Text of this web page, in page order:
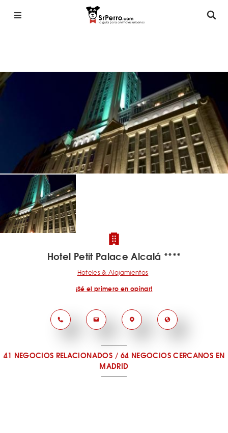
Hotel Petit Palace Alcalá ****
Hoteles & Alojamientos
¡Sé el primero en opinar!
41 NEGOCIOS RELACIONADOS/64 NEGOCIOS CERCANOS EN
MADRID